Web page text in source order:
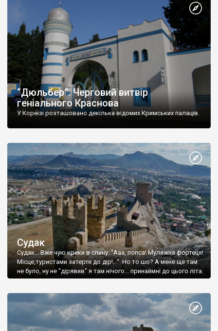
“Дюльбер”. Черговий витвір
геніального Краснова
У Кореїзі розташовано декілька відомих Кримських палаців.
Судак
Судак... Вже чую крики в спину: "Ааа, попса! Муляжна фортеця!
Місце,туристами затерте до дір!..." Но то шо? А мене ще там
не було, ну не "дірявив" я там нічого... принаймні до цього літа.